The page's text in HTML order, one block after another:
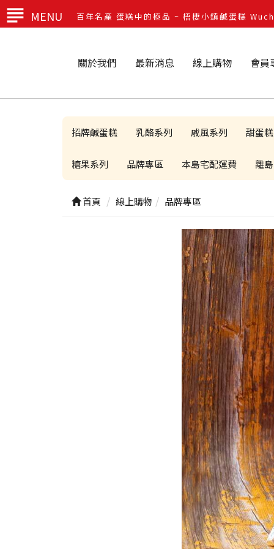
MENU 百年名產 蛋糕中的極品 ~ 梧棲小鎮鹹蛋糕
關於我們 最新消息 線上購物 會員
招牌鹹蛋糕 乳酪系列 戚風系列 甜蛋
糖果系列 品牌專區 本島宅配運費 離
首頁 線上購物 品牌專區